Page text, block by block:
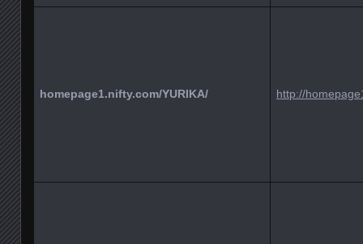
homepage1.nifty.com/YURIKA/ http://